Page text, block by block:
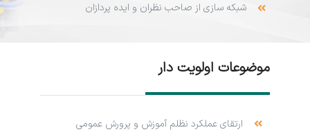
شبکه سازی از صاحب نظران و ایده پردازان
موضوعات اولویت دار
ارتقای عملکرد نظلم آموزش و پرورش عمومی